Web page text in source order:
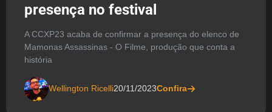
presença no festival
A CCXP23 acaba de confirmar a presença do elenco de
Mamonas Assassinas - O Filme, produção que conta a
história
Wellington Ricelli20/11/2023Confira